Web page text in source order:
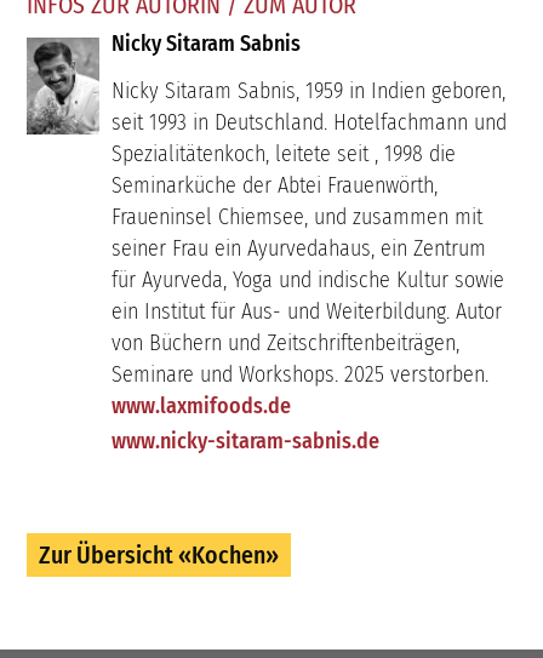
Nicky Sitaram Sabnis
Nicky Sitaram Sabnis, 1959 in Indien geboren,
seit 1993 in Deutschland. Hotelfachmann und
Spezialitätenkoch, leitete seit , 1998 die
Seminarküche der Abtei Frauenwörth,
Fraueninsel Chiemsee, und zusammen mit
seiner Frau ein Ayurvedahaus, ein Zentrum
für Ayurveda, Yoga und indische Kultur sowie
ein Institut für Aus- und Weiterbildung. Autor
von Büchern und Zeitschriftenbeiträgen,
Seminare und Workshops. 2025 verstorben.
www.laxmifoods.de
www.nicky-sitaram-sabnis.de
Zur Übersicht «Kochen»